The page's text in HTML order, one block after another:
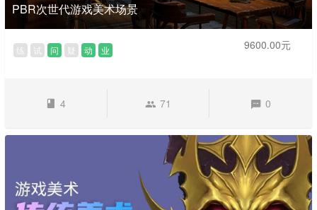
PBR次世代游戏美术场景
练 试 问 疑 动 业 9600.00元
4 71 0